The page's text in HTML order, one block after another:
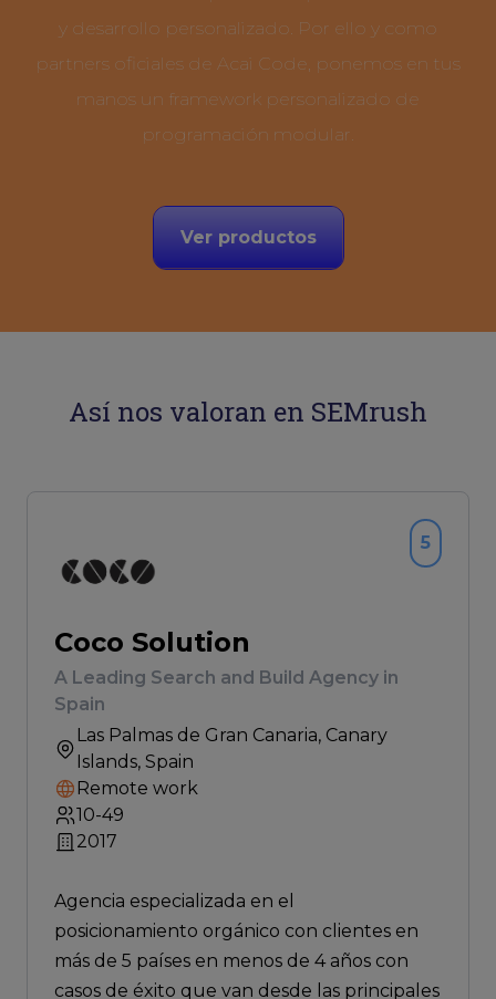
y desarrollo personalizado. Por ello y como
partners oficiales de Acai Code, ponemos en tus
manos un framework personalizado de
programación modular.
Ver productos
Así nos valoran en SEMrush
Coco Solution
A Leading Search and Build Agency in
Spain
Las Palmas de Gran Canaria, Canary
Islands, Spain
Remote work
10-49
2017
5
Agencia especializada en el
posicionamiento orgánico con clientes en
más de 5 países en menos de 4 años con
casos de éxito que van desde las principales